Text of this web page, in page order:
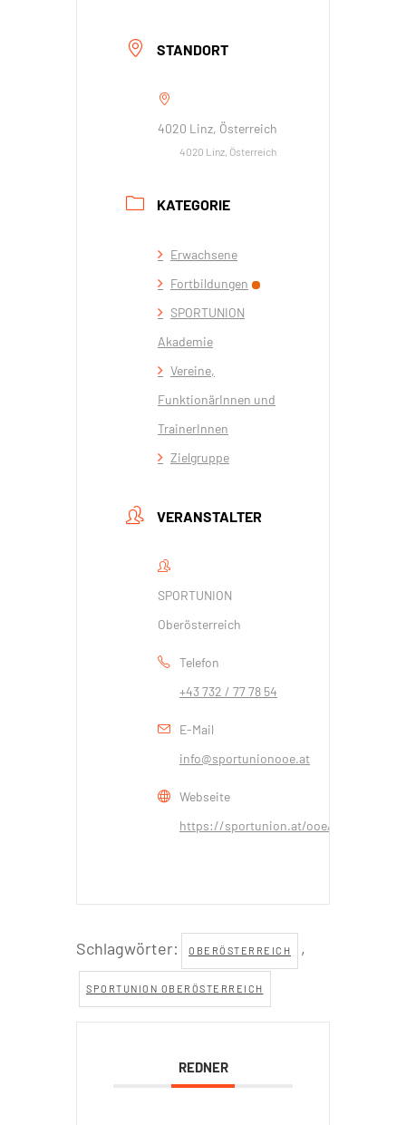
STANDORT
4020 Linz, Österreich
4020 Linz, Österreich
KATEGORIE
Erwachsene
Fortbildungen
SPORTUNION
Akademie
Vereine,
FunktionärInnen und
TrainerInnen
Zielgruppe
VERANSTALTER
SPORTUNION
Oberösterreich
Telefon
+43 732 / 77 78 54
E-Mail
info@sportunionooe.at
Webseite
https://sportunion.at/ooe/
Schlagwörter: OBERÖSTERREICH ,
SPORTUNION OBERÖSTERREICH
REDNER